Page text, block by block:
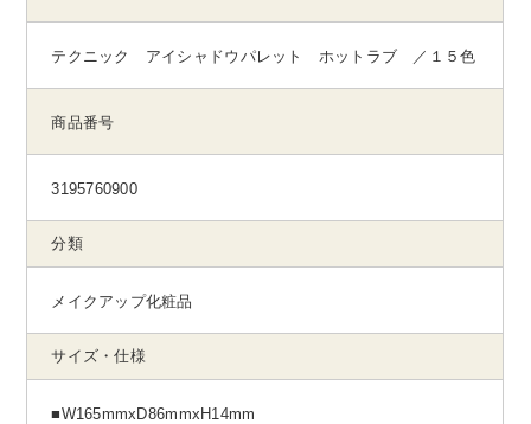
テクニック アイシャドウパレット ホットラブ ／１５色
商品番号
3195760900
分類
メイクアップ化粧品
サイズ・仕様
■W165mmxD86mmxH14mm